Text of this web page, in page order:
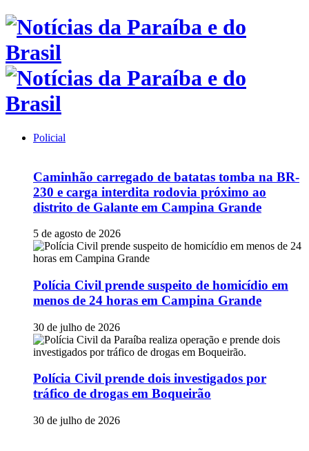
Policial
Caminhão carregado de batatas tomba na BR-
230 e carga interdita rodovia próximo ao
distrito de Galante em Campina Grande
5 de agosto de 2026
Polícia Civil prende suspeito de homicídio em
menos de 24 horas em Campina Grande
30 de julho de 2026
Polícia Civil prende dois investigados por
tráfico de drogas em Boqueirão
30 de julho de 2026